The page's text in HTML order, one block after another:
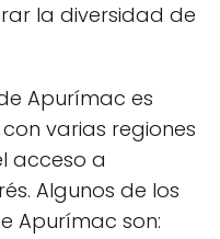
la diversidad de
Apurímac es
varias regiones
acceso a
Algunos de los
Apurímac son: